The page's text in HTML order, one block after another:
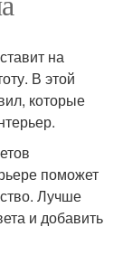
на
В этой
которые
поможет
Лучше
и добавить